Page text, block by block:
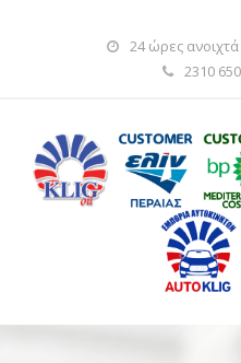
24 ώρες ανοιχτά
2310